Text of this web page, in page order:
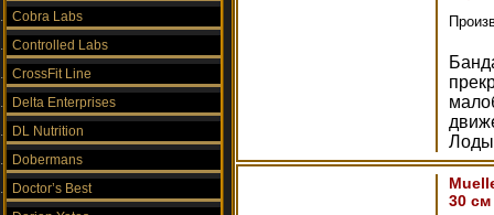
Cobra Labs
Controlled Labs
CrossFit Line
Delta Enterprises
DL Nutrition
Dobermans
Doctor’s Best
30 см